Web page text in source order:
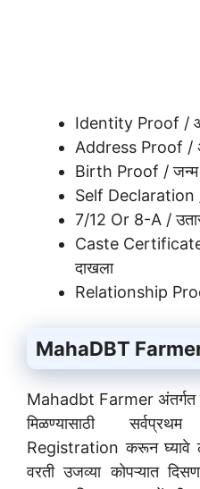
Identity Proof /
Address Proof /
Birth Proof / जन्म
Self Declaration /
7/12 Or 8-A /
Caste
दाखला
Relationship
MahaDBT
Mahadbt Farmer अंतर्गत
मिळण्यासाठी
Registration करून घ्यावे
वरती उजव्या कोपऱ्यात